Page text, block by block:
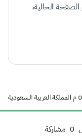
الحالية،
0 مشاركة